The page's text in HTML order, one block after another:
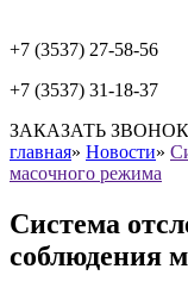
+7 (3537) 27-58-56
+7 (3537) 31-18-37
ЗАКАЗАТЬ ЗВОНОК
главная» Новости»
масочного режима
Система
соблюдения